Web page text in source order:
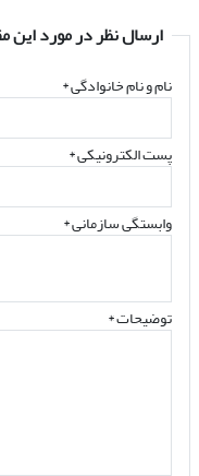
ارسال نظر در مورد این
نام و نام خانوادگی*
پست الکترونیکی*
وابستگی سازمانی *
توضیحات *